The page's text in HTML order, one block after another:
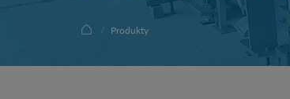
Produkty